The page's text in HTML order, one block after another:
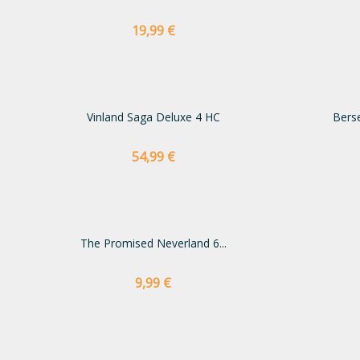
Preço
19,99 €
Vinland Saga Deluxe 4 HC
Preço
54,99 €
The Promised Neverland 6...
Preço
9,99 €